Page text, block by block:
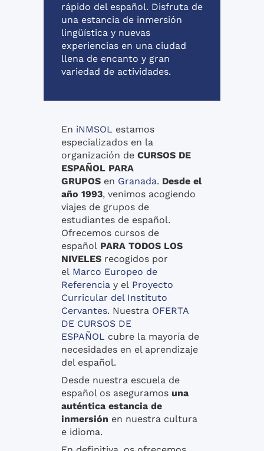
rápido del español. Disfruta de
una estancia de inmersión
lingüística y nuevas
experiencias en una ciudad
llena de encanto y gran
variedad de actividades.
En iNMSOL estamos
especializados en la
organización de CURSOS DE
ESPAÑOL PARA
GRUPOS en Granada. Desde el
año 1993, venimos acogiendo
viajes de grupos de
estudiantes de español.
Ofrecemos cursos de
español PARA TODOS LOS
NIVELES recogidos por
el Marco Europeo de
Referencia y el Proyecto
Curricular del Instituto
Cervantes. Nuestra OFERTA
DE CURSOS DE
ESPAÑOL cubre la mayoría de
necesidades en el aprendizaje
del español.
Desde nuestra escuela de
español os aseguramos una
auténtica estancia de
inmersión en nuestra cultura
e idioma.